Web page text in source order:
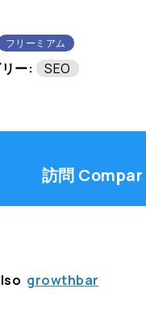
フリーミアム
ー: SEO
訪問 Compar
growthbar